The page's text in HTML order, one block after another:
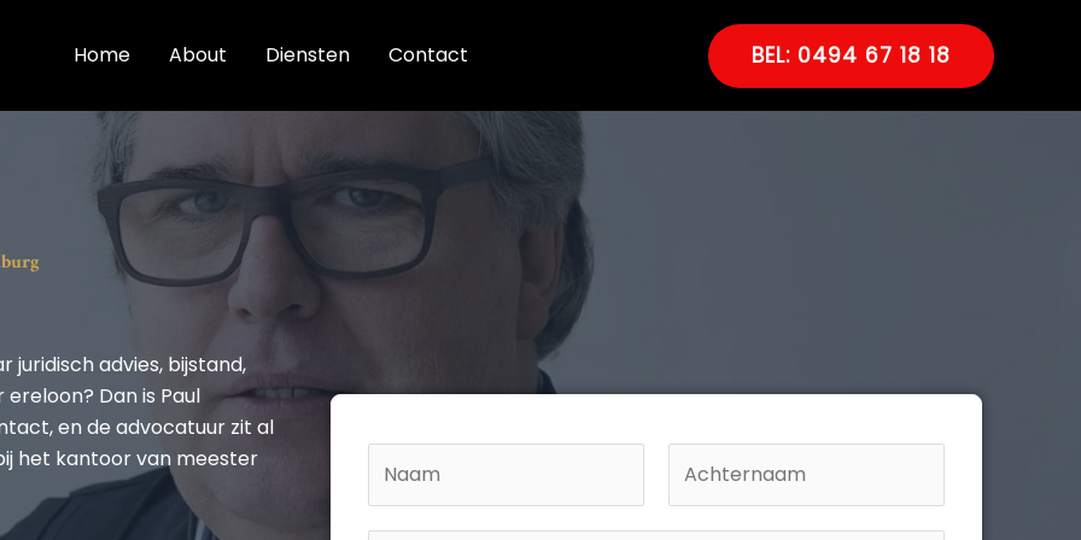
Home About Diensten Contact BEL: 0494 67 18 18
juridisch advies, bijstand,
Dan is Paul
en de advocatuur zit al
het kantoor van meester